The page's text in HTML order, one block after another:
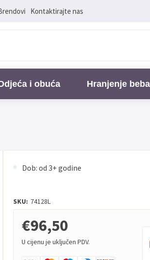
Kontaktirajte nas
i obuća Hranjenje beba
Dob: od 3+ godine
SKU: 74128L
€96,50
U cijenu je uključen PDV.